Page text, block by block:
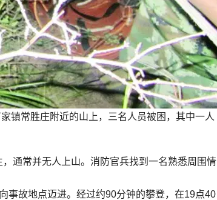
镇常胜庄附近的山上，三名人员被困，其中一人
通常并无人上山。消防官兵找到一名熟悉周围情
事故地点迈进。经过约90分钟的攀登，在19点40